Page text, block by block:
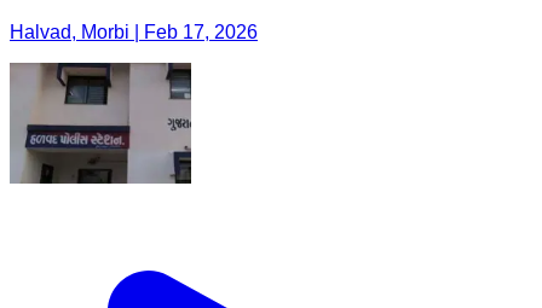
Halvad, Morbi | Feb 17, 2026